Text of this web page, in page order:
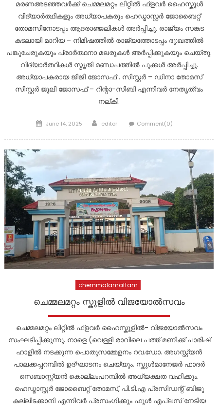
മരണഅടഞ്ഞവർക്ക് ചെമ്മലമറ്റം ലിറ്റിൽ ഫ്ളവർ ഹൈസ്കൂൾ
വിദ്യാർത്ഥികളും അധ്യാപകരും ഹെഡ്മാസ്റ്റർ ജോബൈറ്റ്
തോമസിനോടപ്പം ആദരാഞ്ജലികൾ അർപ്പിച്ചു. രാജ്യം സങ്കട
കടലായി മാറിയ – നിമിഷത്തിൽ രാജ്യത്തോടപ്പം ദു:ഖത്തിൽ
പങ്കുചേരുകയും പ്രാർത്ഥനാ മലരുകൾ അർപ്പിക്കുകയും ചെയ്തു.
വിദ്യാർത്ഥികൾ സ്മൃതി മണ്ഡപത്തിൽ പുക്കൾ അർപ്പിച്ചു.
അധ്യാപകരായ ജിജി ജോസഫ് . സിസ്റ്റർ – ഡിനാ തോമസ്
സിസ്റ്റർ ജൂലി ജോസഫ് – റിന്റാ-സിബി എന്നിവർ നേതൃത്വം
നല്കി.
Posted
June 14, 2025 Author
editor Comment(0)
chemmalamattam
ചെമ്മലമറ്റം സ്കൂളിൽ വിജയോൽസവം
ചെമ്മലമറ്റം ലിറ്റിൽ ഫ്ളവർ ഹൈസ്കൂളിൽ- വിജയോൽസവം
സംഘടിപ്പിക്കുന്നു. നാളെ (വെള്ളി രാവിലെ പത്ത് മണിക്ക് പാരിഷ്
ഹാളിൽ നടക്കുന്ന പൊതുസമ്മേളനം റവ.ഡോ. അഗസ്റ്റ്യൻ
പാലക്കപ്പറമ്പിൽ ഉദ്ഘാടനം ചെയ്യും. സ്കൂൾമാനേജർ ഫാദർ
സെബാസ്റ്റ്യൻ കൊല്ലംപറമ്പിൽ അധ്യക്ഷത വഹിക്കും.
ഹെഡ്മാസ്റ്റർ ജോബൈറ്റ് തോമസ്, പി.ടി.എ പ്രസിഡന്റ് ബിജു
കല്ലിടക്കാനി എന്നിവർ പ്രസംഗിക്കും ഫുൾ എപ്ലസ് നേടിയ